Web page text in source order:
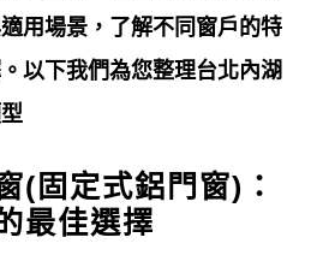
、鋁門（如玄關門、三合一
及戶外產品（如採光罩 、玻
。 其他還有強調美觀的造型
全性、開啟方式、以及美觀
的產品。
用場景，了解不同窗戶的特
以下我們為您整理台北內湖
(固定式鋁門窗)：
最佳選擇